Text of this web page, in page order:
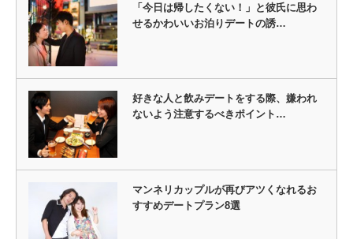
「今日は帰したくない！」と彼氏に思わ
せるかわいいお泊りデートの誘…
好きな人と飲みデートをする際、嫌われ
ないよう注意するべきポイント…
マンネリカップルが再びアツくなれるお
すすめデートプラン8選